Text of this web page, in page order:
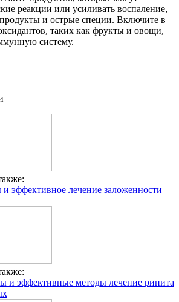
реакции или усиливать воспаление,
и острые специи. Включите в
таких как фрукты и овощи,
систему.
эффективное лечение заложенности
и эффективные методы лечение ринита